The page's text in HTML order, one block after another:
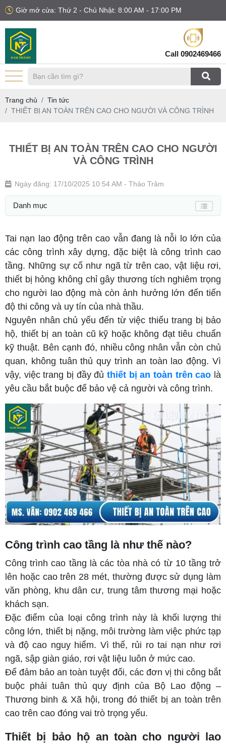
Giờ mở cửa: Thứ 2 - Chủ Nhật: 8:00 AM - 17:00 PM
Call 0902469466
Trang chủ
Tin tức
THIẾT BỊ AN TOÀN TRÊN CAO CHO NGƯỜI VÀ CÔNG TRÌNH
THIẾT BỊ AN TOÀN TRÊN CAO CHO NGƯỜI
VÀ CÔNG TRÌNH
Ngày đăng: 17/10/2025 10:54 AM - Thảo Trâm
Danh mục
Tai nạn lao động trên cao vẫn đang là nỗi lo lớn của
các công trình xây dựng, đặc biệt là công trình cao
tầng. Những sự cố như ngã từ trên cao, vật liệu rơi,
thiết bị hỏng không chỉ gây thương tích nghiêm trọng
cho người lao động mà còn ảnh hưởng lớn đến tiến
độ thi công và uy tín của nhà thầu.
Nguyên nhân chủ yếu đến từ việc thiếu trang bị bảo
hộ, thiết bị an toàn cũ kỹ hoặc không đạt tiêu chuẩn
kỹ thuật. Bên cạnh đó, nhiều công nhân vẫn còn chủ
quan, không tuân thủ quy trình an toàn lao động. Vì
vậy, việc trang bị đầy đủ thiết bị an toàn trên cao là
yêu cầu bắt buộc để bảo vệ cả người và công trình.
Công trình cao tầng là như thế nào?
Công trình cao tầng là các tòa nhà có từ 10 tầng trở
lên hoặc cao trên 28 mét, thường được sử dụng làm
văn phòng, khu dân cư, trung tâm thương mại hoặc
khách sạn.
Đặc điểm của loại công trình này là khối lượng thi
công lớn, thiết bị nặng, môi trường làm việc phức tạp
và độ cao nguy hiểm. Vì thế, rủi ro tai nạn như rơi
ngã, sập giàn giáo, rơi vật liệu luôn ở mức cao.
Để đảm bảo an toàn tuyệt đối, các đơn vị thi công bắt
buộc phải tuân thủ quy định của Bộ Lao động –
Thương binh & Xã hội, trong đó thiết bị an toàn trên
cao trên cao đóng vai trò trọng yếu.
Thiết bị bảo hộ an toàn cho người lao